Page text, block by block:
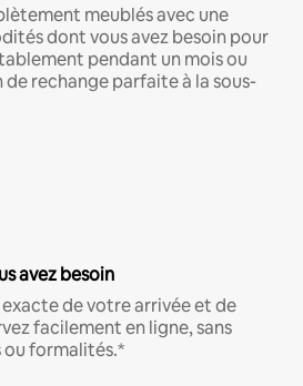
meublés avec une
dont vous avez besoin pour
pendant un mois ou
de rechange parfaite à la sous-
avez besoin
de votre arrivée et de
facilement en ligne, sans
formalités.*